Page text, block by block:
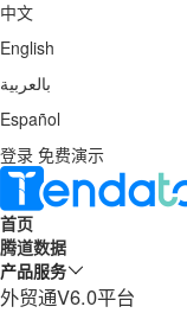
中文
English
بالعربية
Español
登录 免费演示
首页
腾道数据
产品服务
外贸通V6.0平台